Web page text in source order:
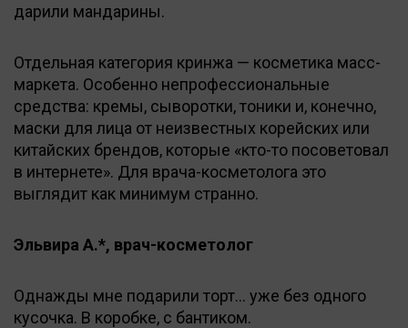
дарили мандарины.
Отдельная категория кринжа — косметика масс-
маркета. Особенно непрофессиональные
средства: кремы, сыворотки, тоники и, конечно,
маски для лица от неизвестных корейских или
китайских брендов, которые «кто-то посоветовал
в интернете». Для врача-косметолога это
выглядит как минимум странно.
Эльвира А.*, врач-косметолог
Однажды мне подарили торт… уже без одного
кусочка. В коробке, с бантиком.